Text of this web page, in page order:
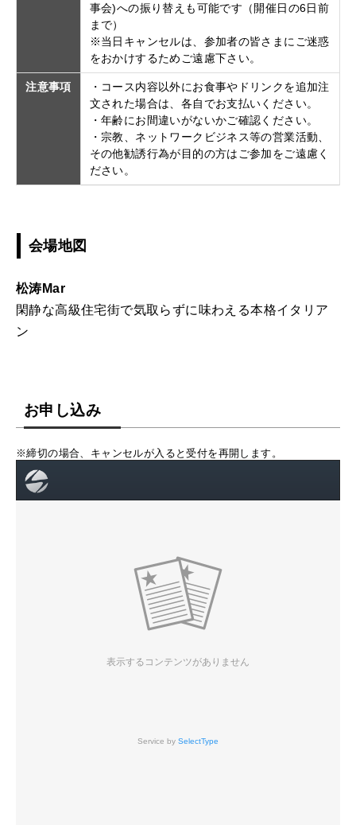
事会)への振り替えも可能です（開催日の6日前
まで）
※当日キャンセルは、参加者の皆さまにご迷惑
をおかけするためご遠慮下さい。
注意事項
・コース内容以外にお食事やドリンクを追加注
文された場合は、各自でお支払いください。
・年齢にお間違いがないかご確認ください。
・宗教、ネットワークビジネス等の営業活動、
その他勧誘行為が目的の方はご参加をご遠慮く
ださい。
会場地図
松涛Mar
閑静な高級住宅街で気取らずに味わえる本格イタリア
ン
お申し込み
※締切の場合、キャンセルが入ると受付を再開します。